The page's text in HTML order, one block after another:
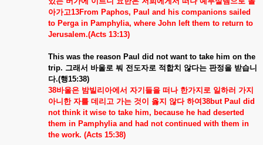
아가고13From Paphos, Paul and his companions sailed
to Perga in Pamphylia, where John left them to return to
Jerusalem.(Acts 13:13)
This was the reason Paul did not want to take him on the
trip. 그래서 바울로 붜 전도자로 적합치 않다는 판정을 받습니
다.(행15:38)
38바울은 밤빌리아에서 자기들을 떠나 한가지로 일하러 가지
아니한 자를 데리고 가는 것이 옳지 않다 하여 38but Paul did
not think it wise to take him, because he had deserted
them in Pamphylia and had not continued with them in
the work. (Acts 15:38)